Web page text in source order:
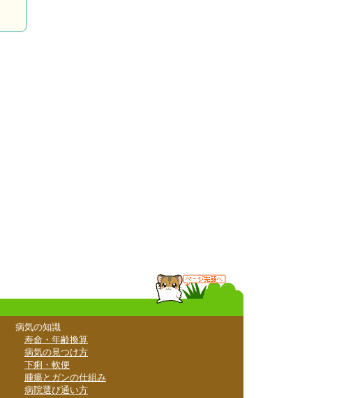
病気の知識
寿命・年齢換算
病気の見つけ方
下痢・軟便
腫瘍とガンの仕組み
病院選び通い方